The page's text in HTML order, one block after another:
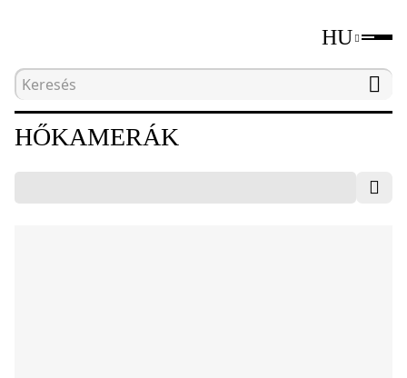
HU
Kezdőlap Roncsolásmentes tesztelő
HŐKAMERÁK